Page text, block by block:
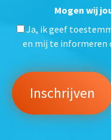
Mogen wij
Ja, ik geef
en mij te informeren